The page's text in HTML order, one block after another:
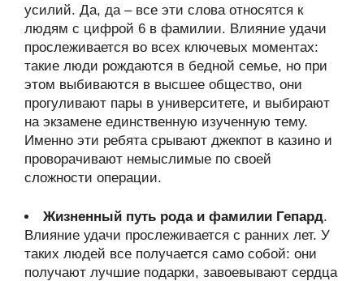
усилий. Да, да – все эти слова относятся к
людям с цифрой 6 в фамилии. Влияние удачи
прослеживается во всех ключевых моментах:
такие люди рождаются в бедной семье, но при
этом выбиваются в высшее общество, они
прогуливают пары в университете, и выбирают
на экзамене единственную изученную тему.
Именно эти ребята срывают джекпот в казино и
проворачивают немыслимые по своей
сложности операции.
Жизненный путь рода и фамилии Гепард.
Влияние удачи прослеживается с ранних лет. У
таких людей все получается само собой: они
получают лучшие подарки, завоевывают сердца